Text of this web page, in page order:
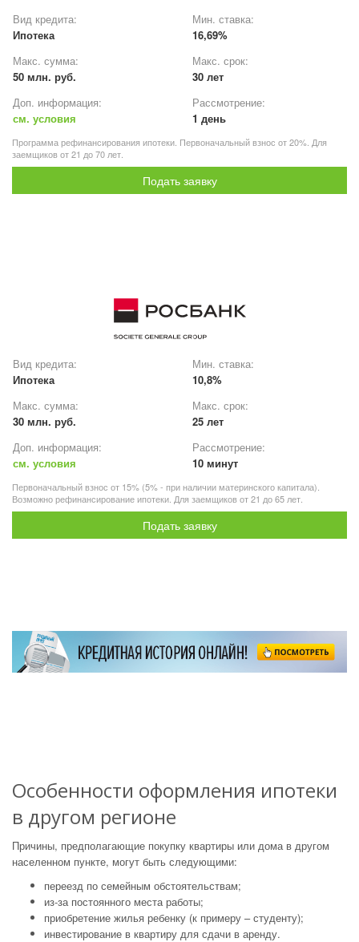
Вид кредита:
Ипотека
Мин. ставка:
16,69%
Макс. сумма:
50 млн. руб.
Макс. срок:
30 лет
Доп. информация:
см. условия
Рассмотрение:
1 день
Программа рефинансирования ипотеки. Первоначальный взнос от 20%. Для
заемщиков от 21 до 70 лет.
Подать заявку
Вид кредита:
Ипотека
Мин. ставка:
10,8%
Макс. сумма:
30 млн. руб.
Макс. срок:
25 лет
Доп. информация:
см. условия
Рассмотрение:
10 минут
Первоначальный взнос от 15% (5% - при наличии материнского капитала).
Возможно рефинансирование ипотеки. Для заемщиков от 21 до 65 лет.
Подать заявку
Особенности оформления ипотеки
в другом регионе
Причины, предполагающие покупку квартиры или дома в другом
населенном пункте, могут быть следующими:
переезд по семейным обстоятельствам;
из-за постоянного места работы;
приобретение жилья ребенку (к примеру – студенту);
инвестирование в квартиру для сдачи в аренду.